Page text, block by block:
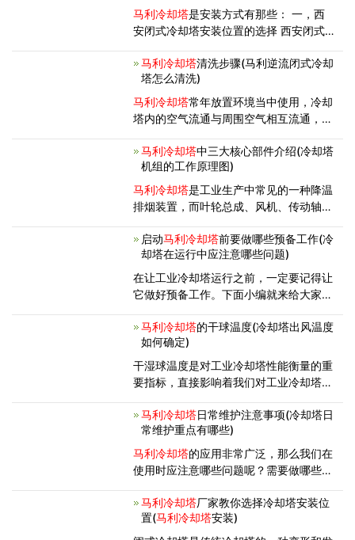
使用的过程中，可防止杂物进
马利冷却塔是安装方式有那些： 一，西
安闭式冷却塔安装位置的选择 西安闭式
有良好通风条件的室内，在排风方向空间
不得低于2.0m，使闭式冷却塔在工作中
由冷却风扇排出的热风散发到外界环
马利冷却塔清洗步骤(马利逆流闭式冷却
塔怎么清洗)
马利冷却塔常年放置环境当中使用，冷却
塔内的空气流通与周围空气相互流通，风
量的泥沙、尘土、细菌等物质伴随着空气
进入到冷却塔当中。冷却塔当中的湿热环
境优势微生物生长的良好环境
马利冷却塔中三大核心部件介绍(冷却塔
机组的工作原理图)
马利冷却塔是工业生产中常见的一种降温
排烟装置，而叶轮总成、风机、传动轴是
影响着工业冷却塔的运行，所以对这三个
核心部件用户朋友要多加了解，以便更好
的操作和使用工业冷却塔。
启动马利冷却塔前要做哪些预备工作(冷
却塔在运行中应注意哪些问题)
在让工业冷却塔运行之前，一定要记得让
它做好预备工作。下面小编就来给大家分
的工作。 1、工业冷却塔的水盆一定
要记得清理干净。 2、它体内风机叶
片的角度要是一致的，并且叶片
马利冷却塔的干球温度(冷却塔出风温度
如何确定)
干湿球温度是对工业冷却塔性能衡量的重
要指标，直接影响着我们对工业冷却塔的
是两个不同的概念，下面具体为大家介绍
下工业冷却塔的干球温度。 干球温度
是用温度计挂在室外或室内
马利冷却塔日常维护注意事项(冷却塔日
常维护重点有哪些)
马利冷却塔的应用非常广泛，那么我们在
使用时应注意哪些问题呢？需要做哪些去
如何做的呢？相信很多用户都比较关注这
些问题，接下来就由我们来为您讲解一
下，帮助您更好的清理和维护工业冷却
马利冷却塔厂家教你选择冷却塔安装位
置(马利冷却塔安装)